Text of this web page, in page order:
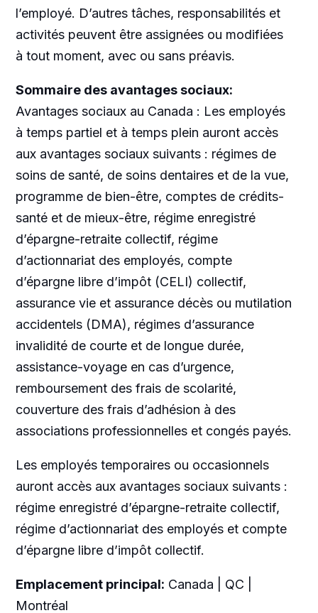
l’employé. D’autres tâches, responsabilités et
activités peuvent être assignées ou modifiées
à tout moment, avec ou sans préavis.
Sommaire des avantages sociaux:
Avantages sociaux au Canada : Les employés
à temps partiel et à temps plein auront accès
aux avantages sociaux suivants : régimes de
soins de santé, de soins dentaires et de la vue,
programme de bien-être, comptes de crédits-
santé et de mieux-être, régime enregistré
d’épargne-retraite collectif, régime
d’actionnariat des employés, compte
d’épargne libre d’impôt (CELI) collectif,
assurance vie et assurance décès ou mutilation
accidentels (DMA), régimes d’assurance
invalidité de courte et de longue durée,
assistance-voyage en cas d’urgence,
remboursement des frais de scolarité,
couverture des frais d’adhésion à des
associations professionnelles et congés payés.
Les employés temporaires ou occasionnels
auront accès aux avantages sociaux suivants :
régime enregistré d’épargne-retraite collectif,
régime d’actionnariat des employés et compte
d’épargne libre d’impôt collectif.
Emplacement principal: Canada | QC |
Montréal